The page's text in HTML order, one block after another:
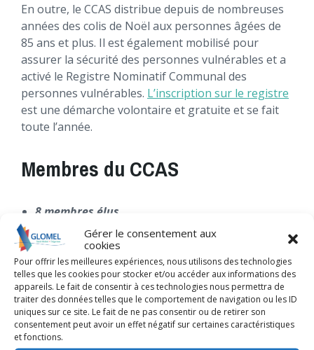
Gérer le consentement aux
cookies
Pour offrir les meilleures expériences, nous utilisons des technologies
telles que les cookies pour stocker et/ou accéder aux informations des
appareils. Le fait de consentir à ces technologies nous permettra de
traiter des données telles que le comportement de navigation ou les ID
uniques sur ce site. Le fait de ne pas consentir ou de retirer son
consentement peut avoir un effet négatif sur certaines caractéristiques
et fonctions.
En outre, le CCAS distribue depuis de nombreuses
années des colis de Noël aux personnes âgées de
85 ans et plus. Il est également mobilisé pour
assurer la sécurité des personnes vulnérables et a
activé le Registre Nominatif Communal des
personnes vulnérables. L’inscription sur le registre
est une démarche volontaire et gratuite et se fait
toute l’année.
Membres du CCAS
8 membres élus
Vice-présidente Martine Trubuilt
Alain Jouan
Marguerite Guyomard
Catherine Le Roy
Émilie Callewaert
Christophe Le Dantec